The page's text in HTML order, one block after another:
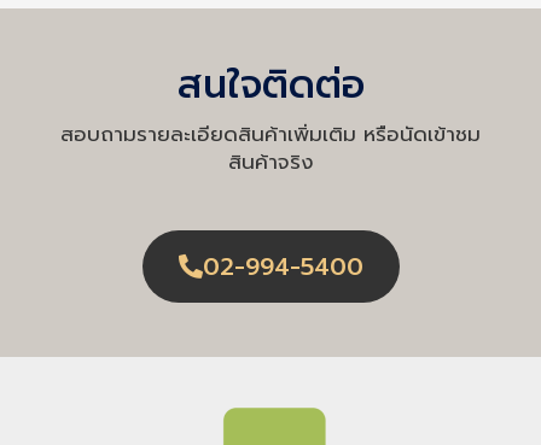
สนใจติดต่อ
สอบถามรายละเอียดสินค้าเพิ่มเติม หรือนัดเข้าชม
สินค้าจริง
02-994-5400